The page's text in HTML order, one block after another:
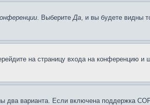
. ВыберитеДа, и вы будете видны
на страницу входа на конференцию и
варианта. Если включена поддержка